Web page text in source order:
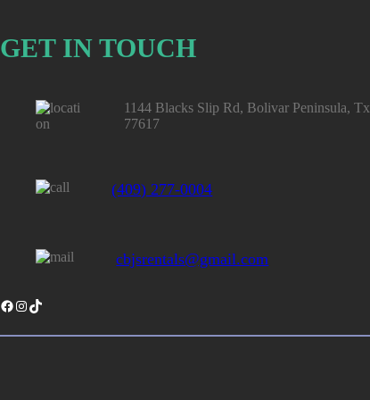
GET IN TOUCH
1144 Blacks Slip Rd, Bolivar Peninsula, Tx
77617
(409) 277-0004
cbjsrentals@gmail.com
Facebook Instagram TikTok